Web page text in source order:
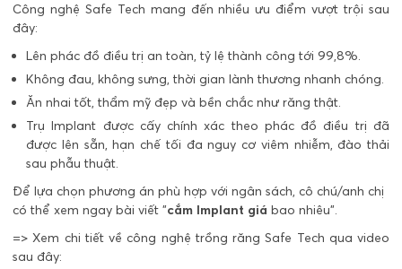
Công nghệ Safe Tech mang đến nhiều ưu điểm vượt trội sau
đây:
Lên phác đồ điều trị an toàn, tỷ lệ thành công tới 99,8%.
Không đau, không sưng, thời gian lành thương nhanh chóng.
Ăn nhai tốt, thẩm mỹ đẹp và bền chắc như răng thật.
Trụ Implant được cấy chính xác theo phác đồ điều trị đã
được lên sẵn, hạn chế tối đa nguy cơ viêm nhiễm, đào thải
sau phẫu thuật.
Để lựa chọn phương án phù hợp với ngân sách, cô chú/anh chị
có thể xem ngay bài viết "cắm Implant giá bao nhiêu".
=> Xem chi tiết về công nghệ trồng răng Safe Tech qua video
sau đây: